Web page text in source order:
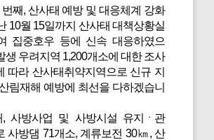
번째, 산사태 예방 및 대응체계 강화
10월 15일까지 산사태 대책상황실
집중호우 등에 신속 대응하였으
생 우려지역 1,200개소에 대한 조사
따라 산사태취약지역으로 신규 지
림재해 예방에 최선을 다하겠습니
, 사방사업 및 사방시설 유지ㆍ관
사방댐 71개소, 계류보전 30㎞, 산